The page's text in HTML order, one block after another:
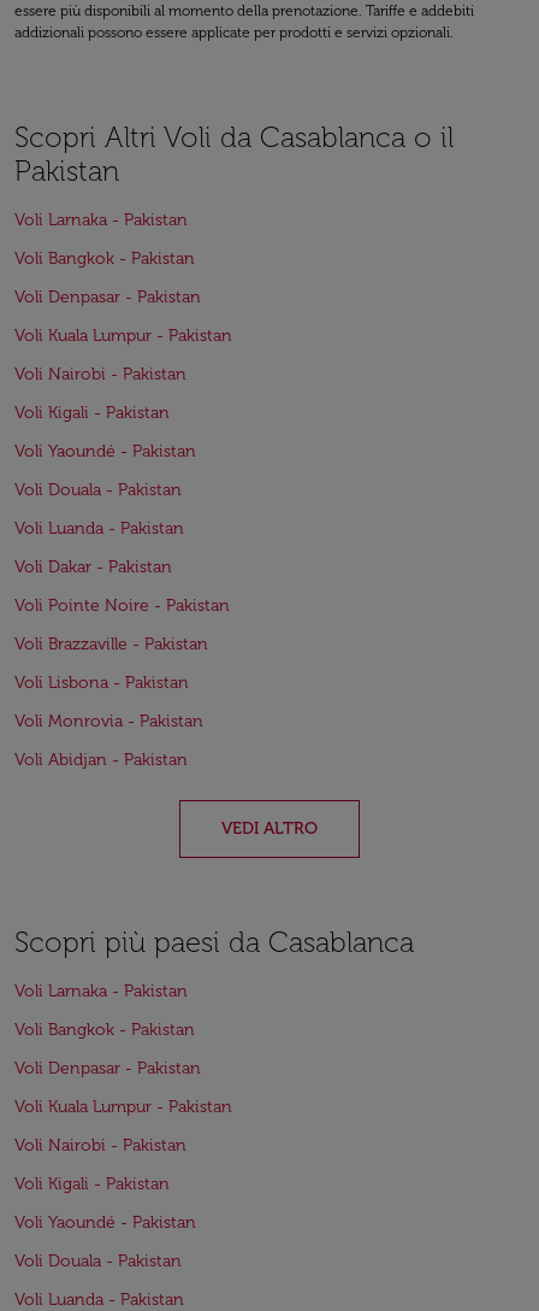
essere più disponibili al momento della prenotazione. Tariffe e addebiti
addizionali possono essere applicate per prodotti e servizi opzionali.
Scopri Altri Voli da Casablanca o il
Pakistan
Voli Larnaka - Pakistan
Voli Bangkok - Pakistan
Voli Denpasar - Pakistan
Voli Kuala Lumpur - Pakistan
Voli Nairobi - Pakistan
Voli Kigali - Pakistan
Voli Yaoundé - Pakistan
Voli Douala - Pakistan
Voli Luanda - Pakistan
Voli Dakar - Pakistan
Voli Pointe Noire - Pakistan
Voli Brazzaville - Pakistan
Voli Lisbona - Pakistan
Voli Monrovia - Pakistan
Voli Abidjan - Pakistan
VEDI ALTRO
Scopri più paesi da Casablanca
Voli Larnaka - Pakistan
Voli Bangkok - Pakistan
Voli Denpasar - Pakistan
Voli Kuala Lumpur - Pakistan
Voli Nairobi - Pakistan
Voli Kigali - Pakistan
Voli Yaoundé - Pakistan
Voli Douala - Pakistan
Voli Luanda - Pakistan